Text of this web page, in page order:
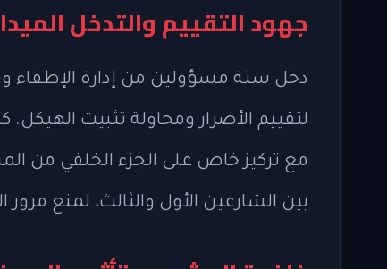
جهود التقييم والتدخل
دخل ستة مسؤولين من إدارة الإطفاء
لتقييم الأضرار ومحاولة تثبيت
بين الشارعين الأول والثالث، لمنع